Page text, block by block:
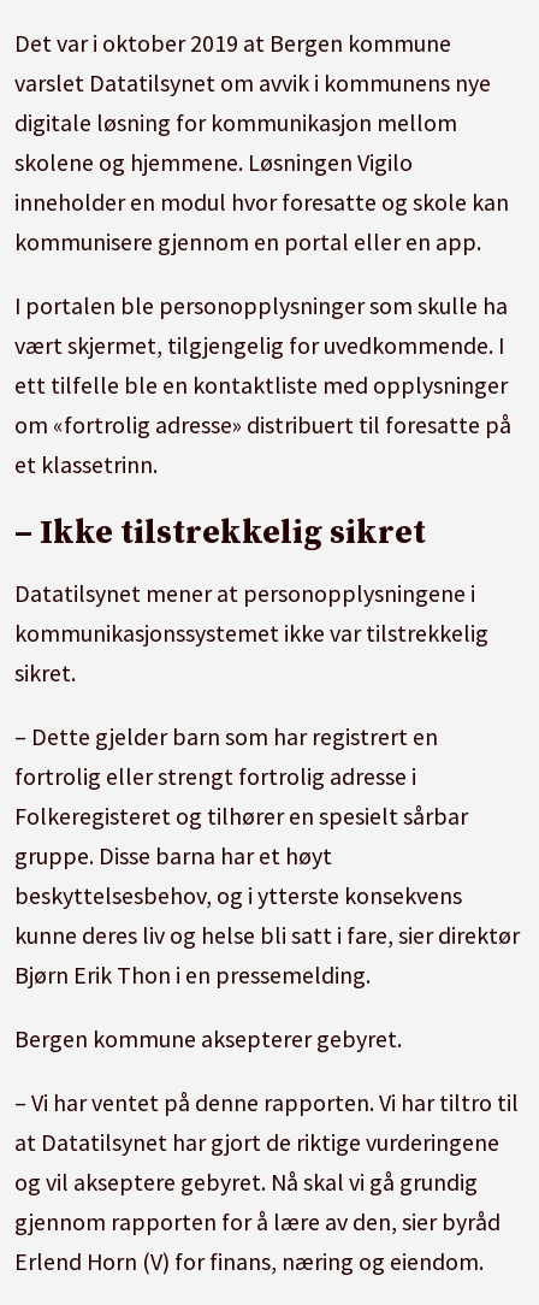
Det var i oktober 2019 at Bergen kommune
varslet Datatilsynet om avvik i kommunens nye
digitale løsning for kommunikasjon mellom
skolene og hjemmene. Løsningen Vigilo
inneholder en modul hvor foresatte og skole kan
kommunisere gjennom en portal eller en app.
I portalen ble personopplysninger som skulle ha
vært skjermet, tilgjengelig for uvedkommende. I
ett tilfelle ble en kontaktliste med opplysninger
om «fortrolig adresse» distribuert til foresatte på
et klassetrinn.
– Ikke tilstrekkelig sikret
Datatilsynet mener at personopplysningene i
kommunikasjonssystemet ikke var tilstrekkelig
sikret.
– Dette gjelder barn som har registrert en
fortrolig eller strengt fortrolig adresse i
Folkeregisteret og tilhører en spesielt sårbar
gruppe. Disse barna har et høyt
beskyttelsesbehov, og i ytterste konsekvens
kunne deres liv og helse bli satt i fare, sier direktør
Bjørn Erik Thon i en pressemelding.
Bergen kommune aksepterer gebyret.
– Vi har ventet på denne rapporten. Vi har tiltro til
at Datatilsynet har gjort de riktige vurderingene
og vil akseptere gebyret. Nå skal vi gå grundig
gjennom rapporten for å lære av den, sier byråd
Erlend Horn (V) for finans, næring og eiendom.